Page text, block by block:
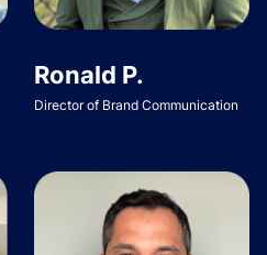
Ronald P.
Director of Brand Communication